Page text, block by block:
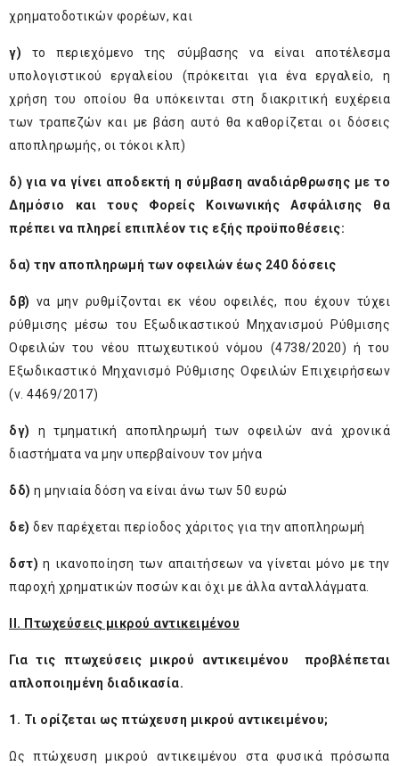
χρηματοδοτικών φορέων, και
γ) το περιεχόμενο της σύμβασης να είναι αποτέλεσμα
υπολογιστικού εργαλείου (πρόκειται για ένα εργαλείο, η
χρήση του οποίου θα υπόκεινται στη διακριτική ευχέρεια
των τραπεζών και με βάση αυτό θα καθορίζεται οι δόσεις
αποπληρωμής, οι τόκοι κλπ)
δ) για να γίνει αποδεκτή η σύμβαση αναδιάρθρωσης με το
Δημόσιο και τους Φορείς Κοινωνικής Ασφάλισης θα
πρέπει να πληρεί επιπλέον τις εξής προϋποθέσεις:
δα) την αποπληρωμή των οφειλών έως 240 δόσεις
δβ) να μην ρυθμίζονται εκ νέου οφειλές, που έχουν τύχει
ρύθμισης μέσω του Εξωδικαστικού Μηχανισμού Ρύθμισης
Οφειλών του νέου πτωχευτικού νόμου (4738/2020) ή του
Εξωδικαστικό Μηχανισμό Ρύθμισης Οφειλών Επιχειρήσεων
(ν. 4469/2017)
δγ) η τμηματική αποπληρωμή των οφειλών ανά χρονικά
διαστήματα να μην υπερβαίνουν τον μήνα
δδ) η μηνιαία δόση να είναι άνω των 50 ευρώ
δε) δεν παρέχεται περίοδος χάριτος για την αποπληρωμή
δστ) η ικανοποίηση των απαιτήσεων να γίνεται μόνο με την
παροχή χρηματικών ποσών και όχι με άλλα ανταλλάγματα.
ΙΙ. Πτωχεύσεις μικρού αντικειμένου
Για τις πτωχεύσεις μικρού αντικειμένου προβλέπεται
απλοποιημένη διαδικασία.
1. Τι ορίζεται ως πτώχευση μικρού αντικειμένου;
Ως πτώχευση μικρού αντικειμένου στα φυσικά πρόσωπα